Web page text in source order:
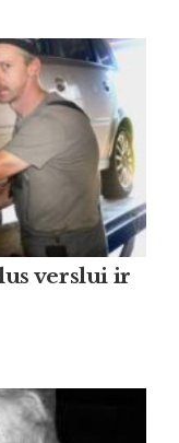
verslui ir